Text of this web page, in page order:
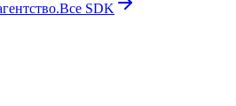
Все SDK